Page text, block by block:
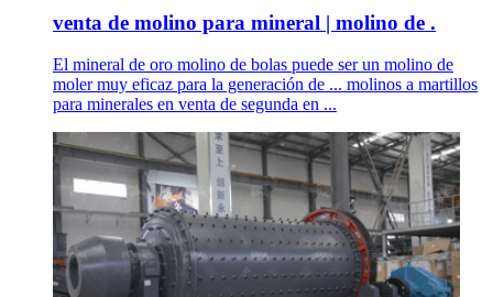
venta de molino para mineral | molino de .
El mineral de oro molino de bolas puede ser un molino de
moler muy eficaz para la generación de ... molinos a martillos
para minerales en venta de segunda en ...